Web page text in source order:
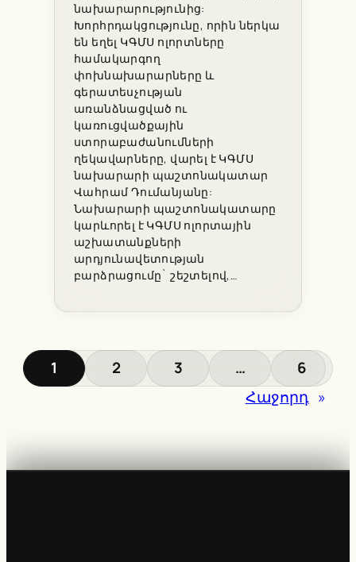
նախարարությունից:
Խորհրդակցությունը, որին ներկա
են եղել ԿԳՄՍ ոլորտները
համակարգող
փոխնախարարները և
գերատեսչության
առանձնացված ու
կառուցվածքային
ստորաբաժանումների
ղեկավարները, վարել է ԿԳՄՍ
նախարարի պաշտոնակատար
Վահրամ Դումանյանը:
Նախարարի պաշտոնակատարը
կարևորել է ԿԳՄՍ ոլորտային
աշխատանքների
արդյունավետության
բարձրացումը` շեշտելով,…
1 2 3 …
6
Հաջորդ »